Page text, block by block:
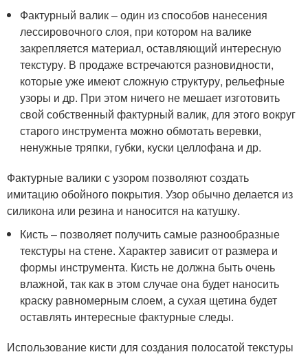
Фактурный валик – один из способов нанесения
лессировочного слоя, при котором на валике
закрепляется материал, оставляющий интересную
текстуру. В продаже встречаются разновидности,
которые уже имеют сложную структуру, рельефные
узоры и др. При этом ничего не мешает изготовить
свой собственный фактурный валик, для этого вокруг
старого инструмента можно обмотать веревки,
ненужные тряпки, губки, куски целлофана и др.
Фактурные валики с узором позволяют создать
имитацию обойного покрытия. Узор обычно делается из
силикона или резина и наносится на катушку.
Кисть – позволяет получить самые разнообразные
текстуры на стене. Характер зависит от размера и
формы инструмента. Кисть не должна быть очень
влажной, так как в этом случае она будет наносить
краску равномерным слоем, а сухая щетина будет
оставлять интересные фактурные следы.
Использование кисти для создания полосатой текстуры